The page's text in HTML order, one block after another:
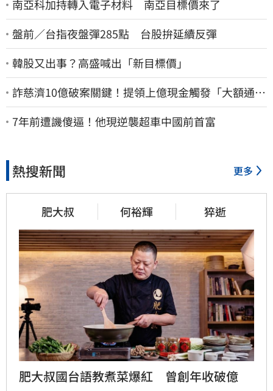
南亞科加持轉入電子材料 南亞目標價來了
盤前／台指夜盤彈285點 台股拚延續反彈
韓股又出事？高盛喊出「新目標價」
詐慈濟10億破案關鍵！提領上億現金觸發「大額通
報」神鬼律師遭擊落內幕
7年前遭譏傻逼！他現逆襲超車中國前首富
熱搜新聞 更多
肥大叔 何裕輝 猝逝
肥大叔國台語教煮菜爆紅　曾創年收破億